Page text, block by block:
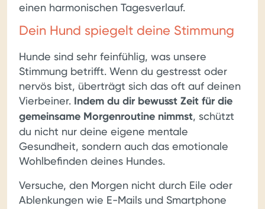
einen harmonischen Tagesverlauf.
Dein Hund spiegelt deine Stimmung
Hunde sind sehr feinfühlig, was unsere
Stimmung betrifft. Wenn du gestresst oder
nervös bist, überträgt sich das oft auf deinen
Vierbeiner. Indem du dir bewusst Zeit für die
gemeinsame Morgenroutine nimmst, schützt
du nicht nur deine eigene mentale
Gesundheit, sondern auch das emotionale
Wohlbefinden deines Hundes.
Versuche, den Morgen nicht durch Eile oder
Ablenkungen wie E-Mails und Smartphone